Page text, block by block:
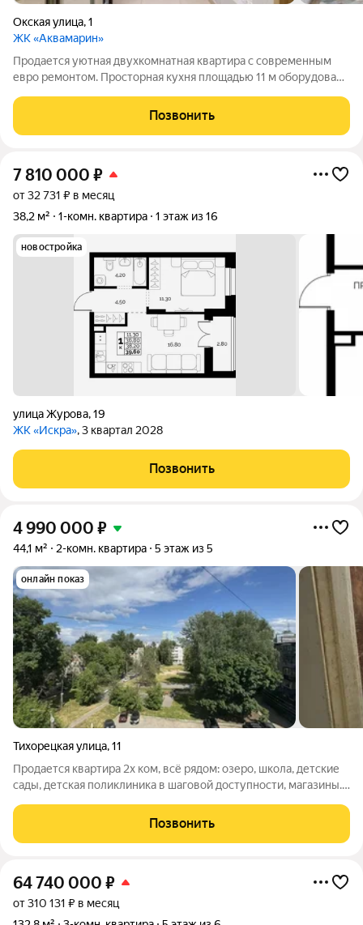
Окская улица,1
ЖК «Аквамарин»
Продается уютная двухкомнатная квартира с современным
евро ремонтом. Просторная кухня площадью 11 м оборудована
изолированные, что обеспечивает комфорт и приватность. В
квартире раздельный
Позвонить
7 810 000 ₽
от 32 731 ₽ в месяц
38,2 м²
1-комн. квартира 1 этаж из 16
новостройка
улица Журова,19
ЖК «Искра», 3 квартал 2028
Позвонить
4 990 000 ₽
44,1 м² 2-комн. квартира 5 этаж из 5
онлайн показ
Тихорецкая улица,11
Продается квартира 2х ком, всё рядом: озеро, школа, детские
сады, детская поликлиника в шаговой доступности, магазины.
летом, отличная шумоизоляция. Две комнаты идеально для
семьи с детьми или
Позвонить
64 740 000 ₽
от 310 131 ₽ в месяц